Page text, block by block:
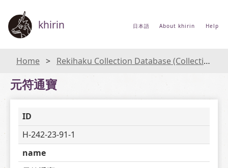
khirin 日本語 About khirin Help
Home Rekihaku Collection Database (Collections Database of the National Museum of Japanese History)
元符通寶
ID
H-242-23-91-1
name